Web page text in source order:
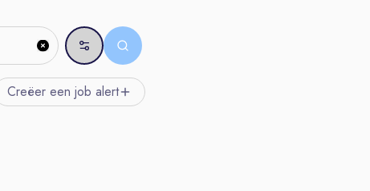
Creëer een job alert